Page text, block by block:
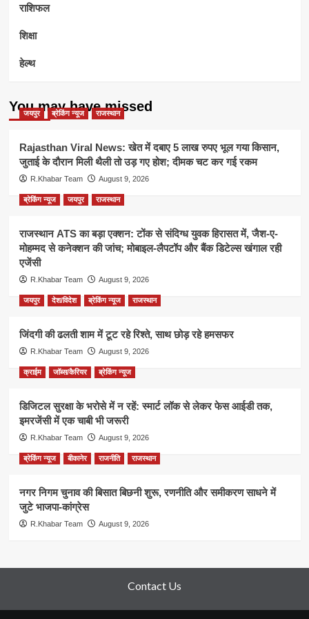
राशिफल
शिक्षा
हेल्थ
You may have missed
जयपुर ब्रेकिंग न्यूज राजस्थान
Rajasthan Viral News: खेत में दबाए 5 लाख रुपए भूल गया किसान,
जुताई के दौरान मिली थैली तो उड़ गए होश; दीमक चट कर गई रकम
R.Khabar Team August 9, 2026
ब्रेकिंग न्यूज जयपुर राजस्थान
राजस्थान ATS का बड़ा एक्शन: टोंक से संदिग्ध युवक हिरासत में, जैश-ए-
मोहम्मद से कनेक्शन की जांच; मोबाइल-लैपटॉप और बैंक डिटेल्स खंगाल रही
एजेंसी
R.Khabar Team August 9, 2026
जयपुर देश/विदेश ब्रेकिंग न्यूज राजस्थान
जिंदगी की ढलती शाम में टूट रहे रिश्ते, साथ छोड़ रहे हमसफर
R.Khabar Team August 9, 2026
क्राईम जॉब्स/कैरियर ब्रेकिंग न्यूज
डिजिटल सुरक्षा के भरोसे में न रहें: स्मार्ट लॉक से लेकर फेस आईडी तक,
इमरजेंसी में एक चाबी भी जरूरी
R.Khabar Team August 9, 2026
ब्रेकिंग न्यूज बीकानेर राजनीति राजस्थान
नगर निगम चुनाव की बिसात बिछनी शुरू, रणनीति और समीकरण साधने में
जुटे भाजपा-कांग्रेस
R.Khabar Team August 9, 2026
Contact Us